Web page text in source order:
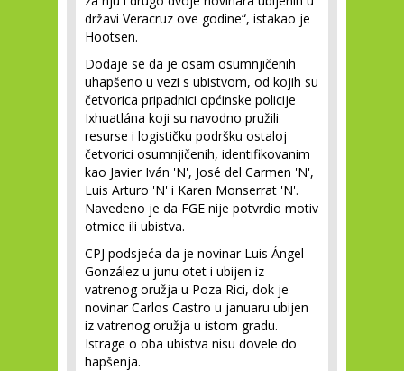
državi Veracruz ove godine“, istakao je
Hootsen.
Dodaje se da je osam osumnjičenih
uhapšeno u vezi s ubistvom, od kojih su
četvorica pripadnici općinske policije
Ixhuatlána koji su navodno pružili
resurse i logističku podršku ostaloj
četvorici osumnjičenih, identifikovanim
kao Javier Iván 'N', José del Carmen 'N',
Luis Arturo 'N' i Karen Monserrat 'N'.
Navedeno je da FGE nije potvrdio motiv
otmice ili ubistva.
CPJ podsjeća da je novinar Luis Ángel
González u junu otet i ubijen iz
vatrenog oružja u Poza Rici, dok je
novinar Carlos Castro u januaru ubijen
iz vatrenog oružja u istom gradu.
Istrage o oba ubistva nisu dovele do
hapšenja.